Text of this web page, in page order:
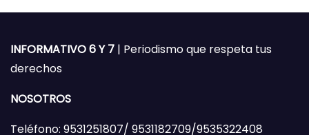
INFORMATIVO 6 Y 7 | Periodismo que respeta tus
derechos
NOSOTROS
Teléfono: 9531251807/ 9531182709/9535322408